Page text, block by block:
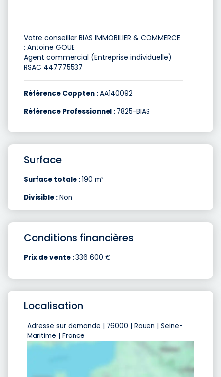
Votre conseiller BIAS IMMOBILIER & COMMERCE
: Antoine GOUE
Agent commercial (Entreprise individuelle)
RSAC 447775537
Référence Coppten :AA140092
Référence Professionnel : 7825-BIAS
Surface
Surface totale :190 m²
Divisible :Non
Conditions financières
Prix de vente :336 600 €
Localisation
Adresse sur demande | 76000 | Rouen | Seine-
Maritime | France